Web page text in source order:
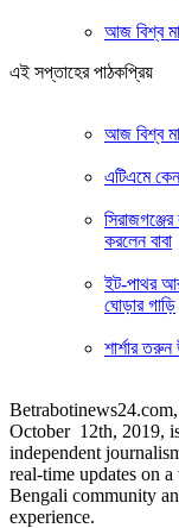
আজ বিশ্ব
এই সপ্তাহের পাঠকপ্রিয়
আজ বিশ্ব
এটিএমে
করলেন বাবা
ইট-পাথর আর
ঘোড়ার গাড়ি
শার্শার
October 12th, 2019,
independent
real-time updates on
Bengali community
experience.